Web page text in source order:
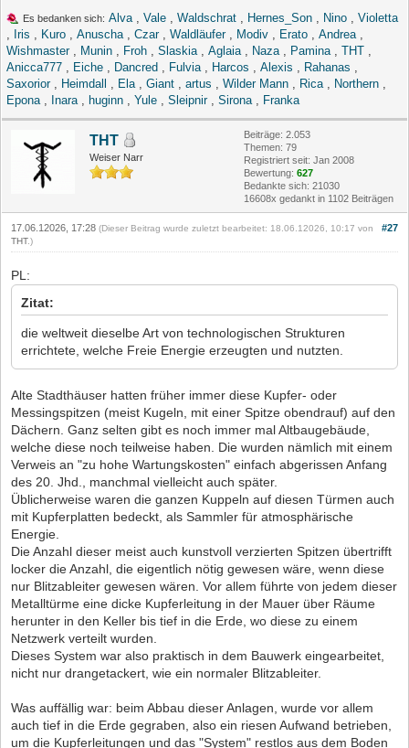
Es bedanken sich: Alva Vale Waldschrat Hernes_Son Nino
Violetta
Iris Kuro Anuscha Czar, Waldläufer, Modiv Erato Andrea
Wishmaster, Munin Froh Slaskia Aglaia Naza Pamina THT
Anicca777
Eiche Dancred Fulvia Harcos Alexis Rahanas
Saxorior, Heimdall Ela Giant artus Wilder Mann Rica Northern
Epona
Inara huginn Yule Sleipnir, Sirona Franka
THT
Weiser Narr
Beiträge: 2.053
Themen: 79
Registriert seit: Jan 2008
Bewertung: 627
Bedankte sich: 21030
16608x gedankt in 1102 Beiträgen
#27
17.06.12026, 17:28 (Dieser Beitrag wurde zuletzt bearbeitet: 18.06.12026, 10:17 von
THT.)
PL:
Zitat:
die weltweit dieselbe Art von technologischen Strukturen
errichtete, welche Freie Energie erzeugten und nutzten.
Alte Stadthäuser hatten früher immer diese Kupfer- oder
Messingspitzen (meist Kugeln, mit einer Spitze obendrauf) auf den
Dächern. Ganz selten gibt es noch immer mal Altbaugebäude,
welche diese noch teilweise haben. Die wurden nämlich mit einem
Verweis an "zu hohe Wartungskosten" einfach abgerissen Anfang
des 20. Jhd., manchmal vielleicht auch später.
Üblicherweise waren die ganzen Kuppeln auf diesen Türmen auch
mit Kupferplatten bedeckt, als Sammler für atmosphärische
Energie.
Die Anzahl dieser meist auch kunstvoll verzierten Spitzen übertrifft
locker die Anzahl, die eigentlich nötig gewesen wäre, wenn diese
nur Blitzableiter gewesen wären. Vor allem führte von jedem dieser
Metalltürme eine dicke Kupferleitung in der Mauer über Räume
herunter in den Keller bis tief in die Erde, wo diese zu einem
Netzwerk verteilt wurden.
Dieses System war also praktisch in dem Bauwerk eingearbeitet,
nicht nur drangetackert, wie ein normaler Blitzableiter.
Was auffällig war: beim Abbau dieser Anlagen, wurde vor allem
auch tief in die Erde gegraben, also ein riesen Aufwand betrieben,
um die Kupferleitungen und das "System" restlos aus dem Boden